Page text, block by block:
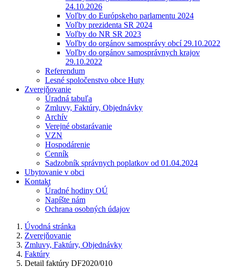
24.10.2026
Voľby do Európskeho parlamentu 2024
Voľby prezidenta SR 2024
Voľby do NR SR 2023
Voľby do orgánov samosprávy obcí 29.10.2022
Voľby do orgánov samosprávnych krajov
29.10.2022
Referendum
Lesné spoločenstvo obce Huty
Zverejňovanie
Úradná tabuľa
Zmluvy, Faktúry, Objednávky
Archív
Verejné obstarávanie
VZN
Hospodárenie
Cenník
Sadzobník správnych poplatkov od 01.04.2024
Ubytovanie v obci
Kontakt
Úradné hodiny OÚ
Napíšte nám
Ochrana osobných údajov
Úvodná stránka
Zverejňovanie
Zmluvy, Faktúry, Objednávky
Faktúry
Detail faktúry DF2020/010